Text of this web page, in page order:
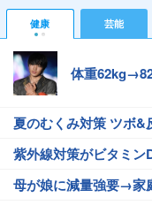
健康 芸能
体重
夏のむくみ対策 ツボ&
紫外線対策がビタミン
母が娘に減量強要→家